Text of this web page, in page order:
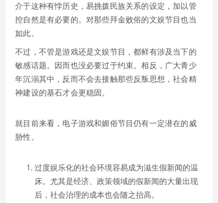
介于这种有悖历史，易挑拨民族关系的设定，加以管
控自然是有必要的。对那些拜金败俗的文娱节目也当
如此。
不过，不管是游戏还是文娱节目，都鲜有涉及当下的
敏感话题。因而也没必要过于约束。相反，广大青少
年沉溺其中，反而不会去接触那些反叛思想，社会精
神建设的基石才会更稳固。
就目前来看，电子游戏和媚俗节目仍有一定潜在的威
胁性。
过度娱乐化的社会环境容易成为滋生假新闻的温
床。尤其是经济、政策领域的假新闻的大量出现
后，社会治理的成本也会随之抬高。